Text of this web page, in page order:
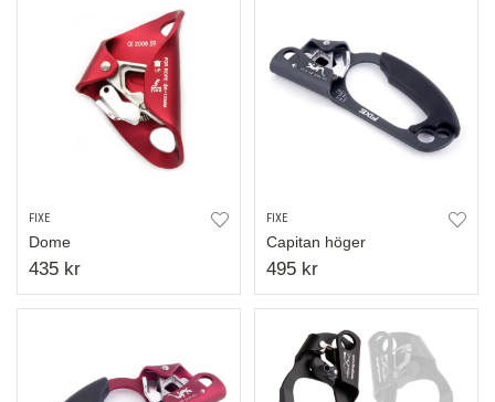
FIXE
Dome
435 kr
FIXE
Capitan höger
495 kr